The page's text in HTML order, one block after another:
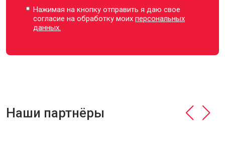
Нажимая на кнопку отправить я даю свое
согласие на обработку моихперсональных
данных.
Наши партнёры